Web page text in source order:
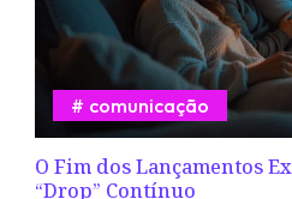
O Fim dos Lançamentos
“Drop” Contínuo
comunicação